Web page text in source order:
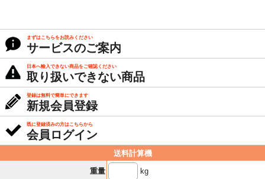
まずはこちらをお読みください
サービスのご案内
日本へ輸入できない商品をご確認ください
取り扱いできない商品
登録は無料で簡単にできます
新規会員登録
既に登録済みの方はこちらから
会員ログイン
送料計算機
重量
kg